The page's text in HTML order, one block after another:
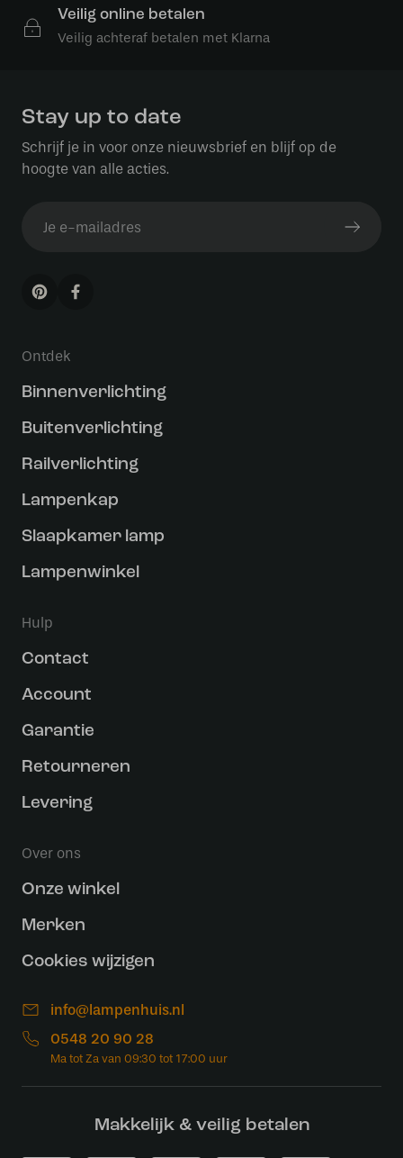
Veilig online betalen
Veilig achteraf betalen met Klarna
Stay up to date
Schrijf je in voor onze nieuwsbrief en blijf op de
hoogte van alle acties.
Ontdek
Binnenverlichting
Buitenverlichting
Railverlichting
Lampenkap
Slaapkamer lamp
Lampenwinkel
Hulp
Contact
Account
Garantie
Retourneren
Levering
Over ons
Onze winkel
Merken
Cookies wijzigen
info@lampenhuis.nl
0548 20 90 28
Makkelijk & veilig betalen